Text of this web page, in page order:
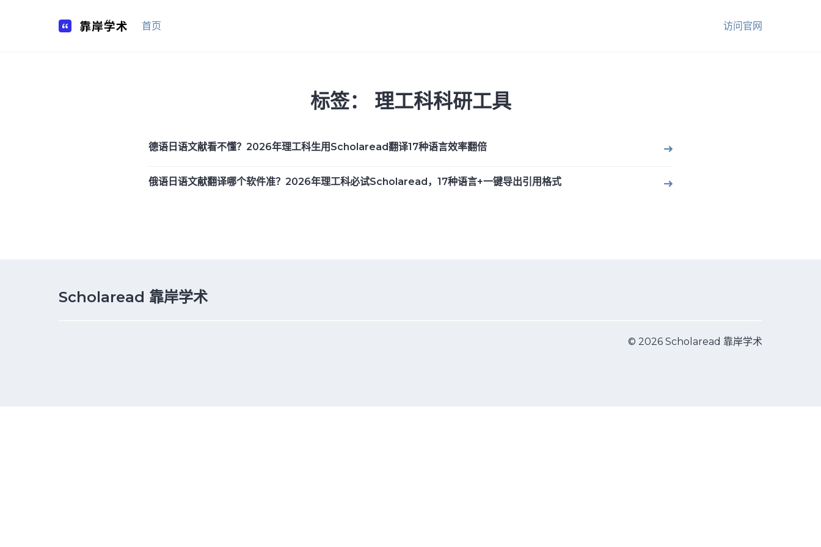
首页 访问官网
标签： 理工科科研工具
德语日语文献看不懂？2026年理工科生用Scholaread翻译17种语言效率翻倍
俄语日语文献翻译哪个软件准？2026年理工科必试Scholaread，17种语言+一键导出引用格式
Scholaread 靠岸学术
© 2026 Scholaread 靠岸学术